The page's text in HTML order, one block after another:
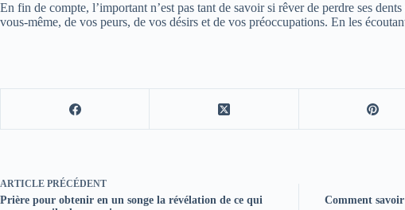
En fin de compte, l’important n’est pas tant de savoir si rêver de perdre ses
vous-même, de vos peurs, de vos désirs et de vos préoccupations. En les
ARTICLE PRÉCÉDENT
Prière pour obtenir en un songe la révélation de ce qui
Comment